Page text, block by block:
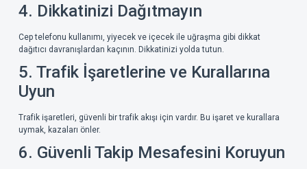
4. Dikkatinizi Dağıtmayın
Cep telefonu kullanımı, yiyecek ve içecek ile uğraşma gibi dikkat
dağıtıcı davranışlardan kaçının. Dikkatinizi yolda tutun.
5. Trafik İşaretlerine ve Kurallarına
Uyun
Trafik işaretleri, güvenli bir trafik akışı için vardır. Bu işaret ve kurallara
uymak, kazaları önler.
6. Güvenli Takip Mesafesini Koruyun